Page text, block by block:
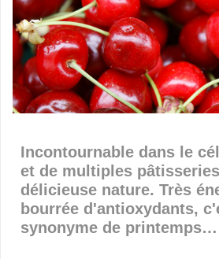
Incontournable dans le
et de multiples
délicieuse nature. Très
bourrée d'antioxydants,
synonyme de printemps…